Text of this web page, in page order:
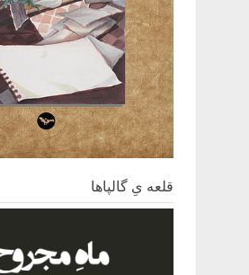
قلعه یِ ‌گالپاها